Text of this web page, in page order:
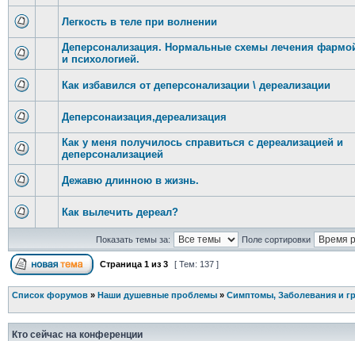
Легкость в теле при волнении
Деперсонализация. Нормальные схемы лечения
и психологией.
Как избавился от деперсонализации \ дереализации
Деперсонаизация,дереализация
Как у меня получилось справиться с дереализацией и
деперсонализацией
Дежавю длинною в жизнь.
Как вылечить дереал?
Показать темы за: Поле сортировки
Страница 1из 3 [ Тем: 137 ]
Список форумов» Наши душевные проблемы» Симптомы, Заболевания и
Кто сейчас на конференции